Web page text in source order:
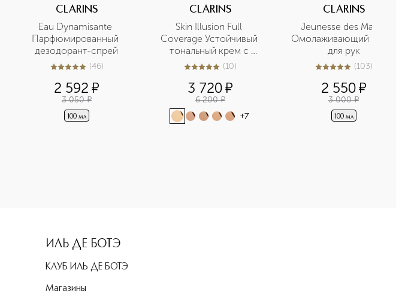
CLARINS
Eau Dynamisante
Парфюмированный
дезодорант-спрей
5из 546 (46)
2 592 ¤
3 050 ¤
100 мл
CLARINS
Skin Illusion Full
Coverage Устойчивый
тональный крем с
матовым эффектом
5из 510 (10)
3 720¤
6 200 ¤
+7
CLARINS
Jeunesse des Mains
Омолаживающий крем
для рук
5из 5103 (103)
2 550¤
3 000 ¤
100 мл
ИЛЬ ДЕ БОТЭ
КЛУБ ИЛЬ ДЕ БОТЭ
Магазины